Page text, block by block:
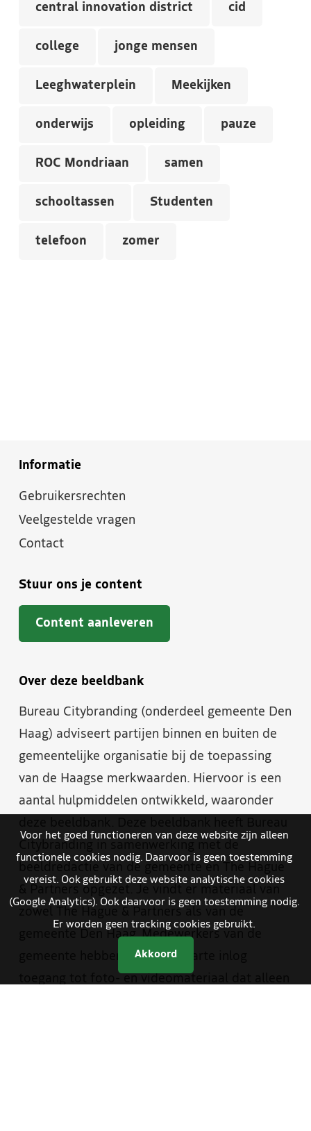
central innovation district cid
college jonge mensen
Leeghwaterplein Meekijken
onderwijs opleiding pauze
ROC Mondriaan samen
schooltassen Studenten
telefoon zomer
Informatie
Gebruikersrechten
Veelgestelde vragen
Contact
Stuur ons je content
Content aanleveren
Over deze beeldbank
Bureau Citybranding (onderdeel gemeente Den
Haag) adviseert partijen binnen en buiten de
gemeentelijke organisatie bij de toepassing
van de Haagse merkwaarden. Hiervoor is een
aantal hulpmiddelen ontwikkeld, waaronder
gemeente Den Haag. Medewerkers van de
gemeente hebben met een aparte inlog
Voor het goed functioneren van deze website zijn alleen
functionele cookies nodig. Daarvoor is geen toestemming
vereist. Ook gebruikt deze website analytische cookies
(Google Analytics). Ook daarvoor is geen toestemming nodig.
Er worden geen tracking cookies gebruikt.
Akkoord